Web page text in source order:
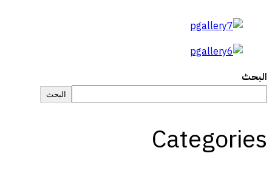
البحث
البحث
Categories